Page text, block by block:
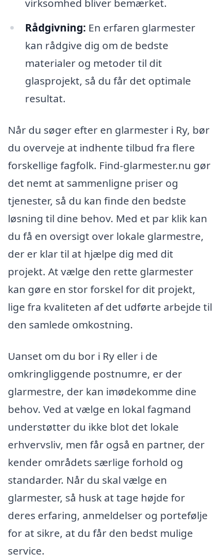
virksomhed bliver bemærket.
Rådgivning: En erfaren glarmester
kan rådgive dig om de bedste
materialer og metoder til dit
glasprojekt, så du får det optimale
resultat.
Når du søger efter en glarmester i Ry, bør
du overveje at indhente tilbud fra flere
forskellige fagfolk. Find-glarmester.nu gør
det nemt at sammenligne priser og
tjenester, så du kan finde den bedste
løsning til dine behov. Med et par klik kan
du få en oversigt over lokale glarmestre,
der er klar til at hjælpe dig med dit
projekt. At vælge den rette glarmester
kan gøre en stor forskel for dit projekt,
lige fra kvaliteten af det udførte arbejde til
den samlede omkostning.
Uanset om du bor i Ry eller i de
omkringliggende postnumre, er der
glarmestre, der kan imødekomme dine
behov. Ved at vælge en lokal fagmand
understøtter du ikke blot det lokale
erhvervsliv, men får også en partner, der
kender områdets særlige forhold og
standarder. Når du skal vælge en
glarmester, så husk at tage højde for
deres erfaring, anmeldelser og portefølje
for at sikre, at du får den bedst mulige
service.